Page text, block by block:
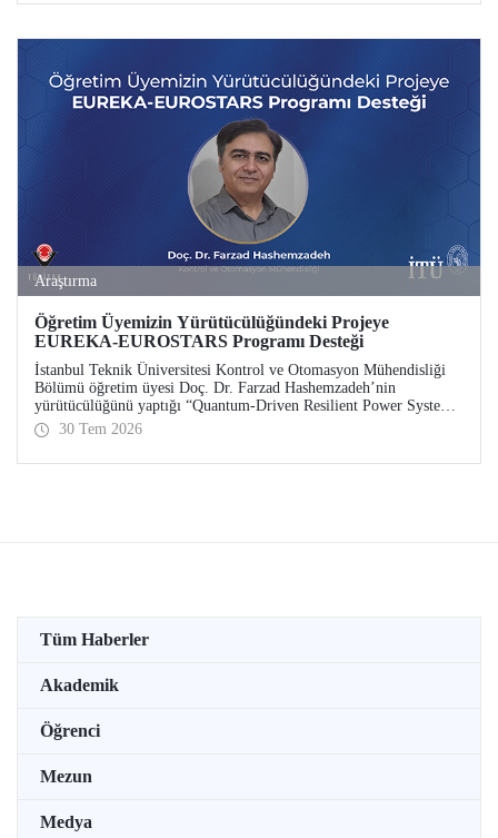
Araştırma
Öğretim Üyemizin Yürütücülüğündeki Projeye
EUREKA-EUROSTARS Programı Desteği
İstanbul Teknik Üniversitesi Kontrol ve Otomasyon Mühendisliği
Bölümü öğretim üyesi Doç. Dr. Farzad Hashemzadeh’nin
yürütücülüğünü yaptığı “Quantum-Driven Resilient Power Systems:
Revolutionizing Energy Security for the Future” başlıklı projesi,
EUREKA-EUROSTARS Programı kapsamında desteklenmeye hak
kazandı.
30 Tem 2026
Tüm Haberler
Akademik
Öğrenci
Mezun
Medya